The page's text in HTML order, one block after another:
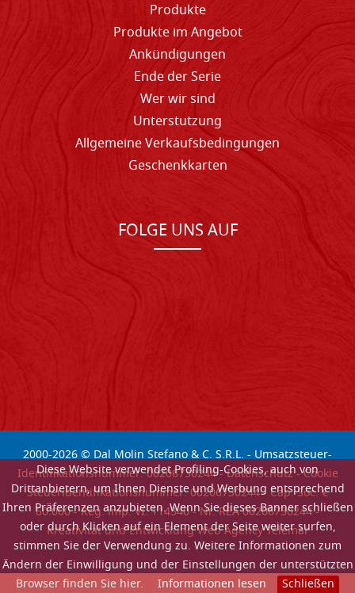
Diese Website verwendet Profiling-Cookies, auch von
Drittanbietern, um Ihnen Dienste und Werbung entsprechend
Ihren Präferenzen anzubieten. Wenn Sie dieses Banner schließen
oder durch Klicken auf ein Element der Seite weiter surfen,
stimmen Sie der Verwendung zu. Weitere Informationen zum
Ändern der Einwilligung und der Einstellungen der unterstützten
Browser finden Sie hier.
Informationen lesen Schließen
Produkte
Produkte im Angebot
Ankündigungen
Ende der Serie
Wer wir sind
Unterstutzung
Allgemeine Verkaufsbedingungen
Geschenkkarten
FOLGE UNS AUF
2000-2026© Dal Molin Stefano & C. S.R.L. - Umsatzsteuer-
Identifikationsnummer: 00206730244 -Datenschutz-Cookie
Steueridentifikationsnummer: 00206730244 - Cap. Soc. €
60.000 - Reg. imp. VI: 114340 - Nr. REA 00206730244 -
Kreativitat und Entwicklung Web Agency Telemar